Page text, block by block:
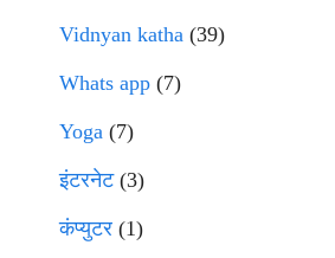
Vidnyan katha (39)
Whats app (7)
Yoga (7)
इंटरनेट(3)
कंप्युटर (1)